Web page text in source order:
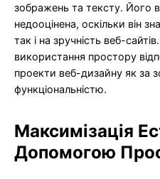
зображень та тексту. Його
недооцінена, оскільки він
так і на зручність веб-
використання простору
проекти веб-дизайну як за
функціональністю.
Максимізація
Допомогою